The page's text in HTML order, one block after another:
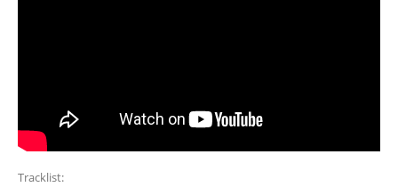
Tracklist: